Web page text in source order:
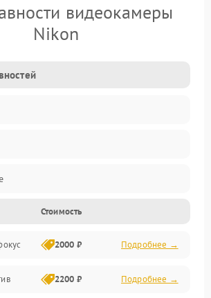
видеокамеры
Nikon
Стоимость
2000 ₽ Подробнее →
2200 ₽ Подробнее →